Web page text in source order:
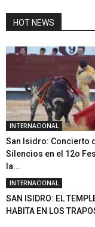
HOT NEWS
INTERNACIONAL
San Isidro: Concierto
Silencios en el 12o
la...
INTERNACIONAL
SAN ISIDRO: EL
HABITA EN LOS